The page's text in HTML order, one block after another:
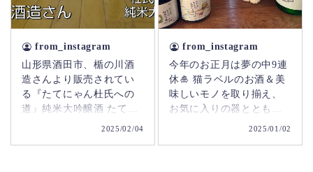
にさせてくれます。 この
お酒は特別な日の乾杯に
ぴったりで、友達や家族
と一緒に楽しむのが最高
です！😊 日本酒ファンに
とって、必ず一度は味わ
ってみるべき一品だと思
います。まさに「日本酒
せてくれる味わいでし
from_instagram
山形県酒田市、楯の川酒
造さんより販売されてい
る『たてにゃん杜氏への
道』純米大吟醸酒 たてに
2025/02/04
from_instagram
今年のお正月は夢の中9連
休🎍 猫ラベルのお酒＆美
味しいモノを取り揃え、
お気に入りの器とともに
2025/01/02